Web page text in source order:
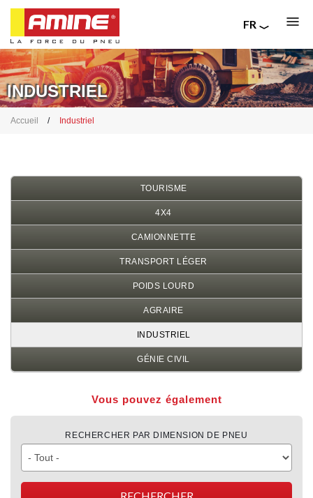
Aller
au
contenu
principal
FR
RU
IT
INDUSTRIEL
Fil
Accueil Industriel
TOURISME
4X4
CAMIONNETTE
TRANSPORT LÉGER
POIDS LOURD
AGRAIRE
INDUSTRIEL
GÉNIE CIVIL
Vous pouvez également
RECHERCHER PAR DIMENSION DE PNEU